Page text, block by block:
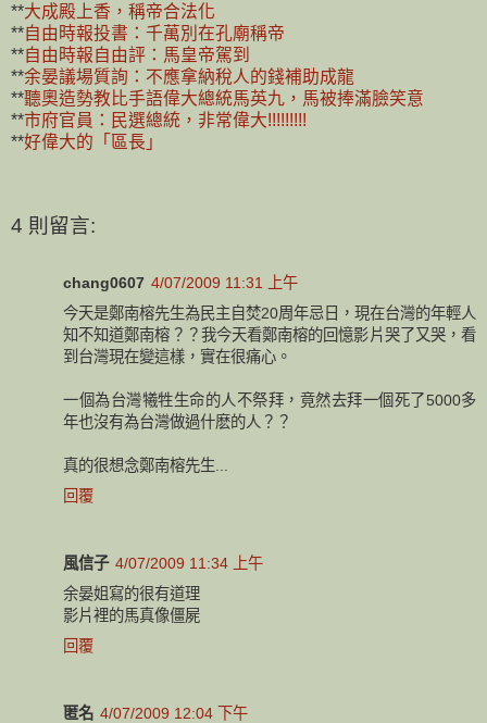
**大成殿上香，稱帝合法化
**自由時報投書：千萬別在孔廟稱帝
**自由時報自由評：馬皇帝駕到
**余晏議場質詢：不應拿納稅人的錢補助成龍
**聽奧造勢教比手語偉大總統馬英九，馬被捧滿臉笑意
**市府官員：民選總統，非常偉大!!!!!!!!!
**好偉大的「區長」
4 則留言:
chang0607 4/07/2009 11:31 上午
今天是鄭南榕先生為民主自焚20周年忌日，現在台灣的年輕人
知不知道鄭南榕？？我今天看鄭南榕的回憶影片哭了又哭，看
到台灣現在變這樣，實在很痛心。
一個為台灣犧牲生命的人不祭拜，竟然去拜一個死了5000多
年也沒有為台灣做過什麽的人？？
真的很想念鄭南榕先生...
回覆
風信子 4/07/2009 11:34 上午
余晏姐寫的很有道理
影片裡的馬真像僵屍
回覆
匿名 4/07/2009 12:04 下午